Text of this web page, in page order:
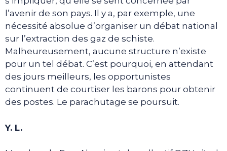
l’avenir de son pays. Il y a, par exemple, une
nécessité absolue d’organiser un débat national
sur l’extraction des gaz de schiste.
Malheureusement, aucune structure n’existe
pour un tel débat. C’est pourquoi, en attendant
des jours meilleurs, les opportunistes
continuent de courtiser les barons pour obtenir
des postes. Le parachutage se poursuit.
Y. L.